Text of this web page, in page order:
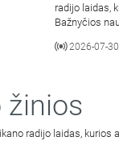
radijo laidas,
Bažnyčios
2026-07-30
žinios
radijo laidas, kurios